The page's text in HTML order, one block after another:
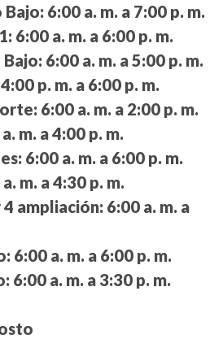
Bajo: 6:00 a. m. a 7:00 p. m.
6:00 a. m. a 6:00 p. m.
6:00 a. m. a 5:00 p. m.
4:00 p. m. a 6:00 p. m.
6:00 a. m. a 2:00 p. m.
m. a 4:00 p. m.
6:00 a. m. a 6:00 p. m.
m. a 4:30 p. m.
ampliación: 6:00 a. m. a
6:00 a. m. a 6:00 p. m.
6:00 a. m. a 3:30 p. m.